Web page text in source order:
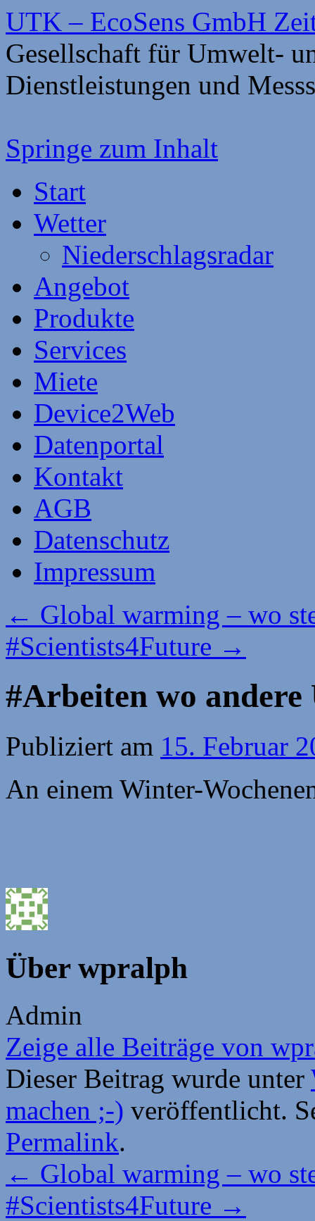
UTK – EcoSens GmbH
Gesellschaft für Umwelt-
Dienstleistungen und
Springe zum Inhalt
Start
Wetter
Niederschlagsradar
Angebot
Produkte
Services
Miete
Device2Web
Datenportal
Kontakt
AGB
Datenschutz
Impressum
← Global warming – wo
#Scientists4Future →
#Arbeiten wo
Publiziert am 15. Februar
An einem Winter-
Über wpralph
Admin
Zeige alle Beiträge von
Dieser Beitrag wurde unter
machen ;-) veröffentlicht.
Permalink.
← Global warming – wo
#Scientists4Future →